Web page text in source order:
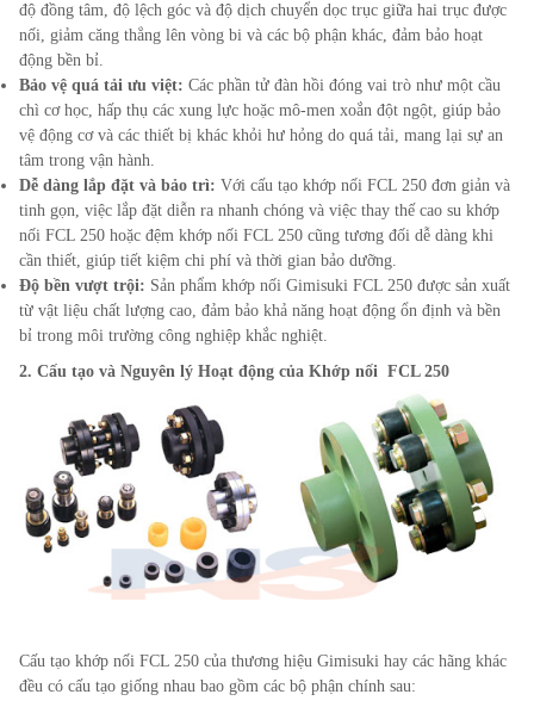
độ đồng tâm, độ lệch góc và độ dịch chuyển dọc trục giữa hai trục được
nối, giảm căng thẳng lên vòng bi và các bộ phận khác, đảm bảo hoạt
động bền bỉ.
Bảo vệ quá tải ưu việt: Các phần tử đàn hồi đóng vai trò như một cầu
chì cơ học, hấp thụ các xung lực hoặc mô-men xoắn đột ngột, giúp bảo
vệ động cơ và các thiết bị khác khỏi hư hỏng do quá tải, mang lại sự an
tâm trong vận hành.
Dễ dàng lắp đặt và bảo trì: Với cấu tạo khớp nối FCL 250 đơn giản và
tinh gọn, việc lắp đặt diễn ra nhanh chóng và việc thay thế cao su khớp
nối FCL 250 hoặc đệm khớp nối FCL 250 cũng tương đối dễ dàng khi
cần thiết, giúp tiết kiệm chi phí và thời gian bảo dưỡng.
Độ bền vượt trội: Sản phẩm khớp nối Gimisuki FCL 250 được sản xuất
từ vật liệu chất lượng cao, đảm bảo khả năng hoạt động ổn định và bền
bỉ trong môi trường công nghiệp khắc nghiệt.
2. Cấu tạo và Nguyên lý Hoạt động của Khớp nối FCL 250
Cấu tạo khớp nối FCL 250 của thương hiệu Gimisuki hay các hãng khác
đều có cấu tạo giống nhau bao gồm các bộ phận chính sau: